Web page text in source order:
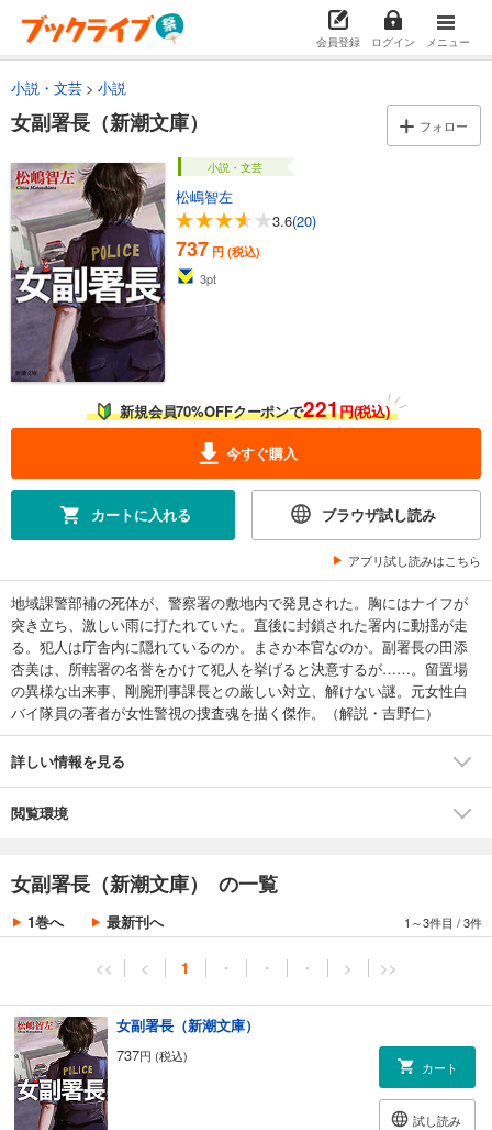
会員登録 ログイン メニュー
小説・文芸 小説
女副署長（新潮文庫） フォロー
小説・文芸
松嶋智左
3.6(20)
737 円 (税込)
3pt
新規会員70%OFFクーポンで221円(税込)
今すぐ購入
カートに入れる ブラウザ試し読み
アプリ試し読みはこちら
地域課警部補の死体が、警察署の敷地内で発見された。胸にはナイフが
突き立ち、激しい雨に打たれていた。直後に封鎖された署内に動揺が走
る。犯人は庁舎内に隠れているのか。まさか本官なのか。副署長の田添
杏美は、所轄署の名誉をかけて犯人を挙げると決意するが……。留置場
の異様な出来事、剛腕刑事課長との厳しい対立、解けない謎。元女性白
バイ隊員の著者が女性警視の捜査魂を描く傑作。（解説・吉野仁）
詳しい情報を見る
閲覧環境
女副署長（新潮文庫） の一覧
1巻へ 最新刊へ 1～3件目 /3件
<< < 1 ・ ・ ・ > >>
女副署長（新潮文庫）
737円 (税込)
カート
試し読み